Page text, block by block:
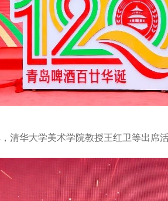
华大学美术学院教授王红卫等出席